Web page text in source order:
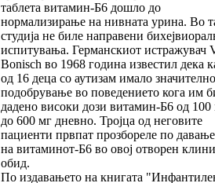
таблета витамин-Б6 дошло до
нормализирање на нивната урина. Во
студија не биле направени
испитувања. Германскиот истражувач
Bonisch во 1968 година известил дека
од 16 деца со аутизам имало значително
подобрување во поведението кога им
дадено високи дози витамин-Б6 од 100
до 600 мг дневно. Тројца од неговите
пациенти првпат прозбореле по
на витаминот-Б6 во овој отворен
обид.
По издавањето на книгата